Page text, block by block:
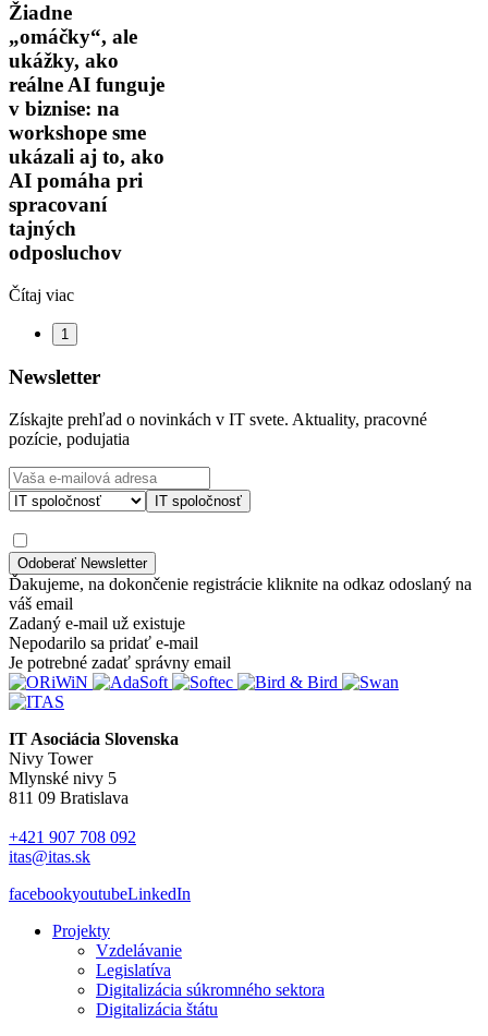
Žiadne
„omáčky“, ale
ukážky, ako
reálne AI funguje
v biznise: na
workshope sme
ukázali aj to, ako
AI pomáha pri
spracovaní
tajných
odposluchov
Čítaj viac
1
Newsletter
Získajte prehľad o novinkách v IT svete. Aktuality, pracovné
pozície, podujatia
IT spoločnosť
Ďakujeme, na dokončenie registrácie kliknite na odkaz odoslaný na
váš email
Zadaný e-mail už existuje
Nepodarilo sa pridať e-mail
Je potrebné zadať správny email
IT Asociácia Slovenska
Nivy Tower
Mlynské nivy 5
811 09 Bratislava
+421 907 708 092
itas@itas.sk
facebookyoutubeLinkedIn
Projekty
Vzdelávanie
Legislatíva
Digitalizácia súkromného sektora
Digitalizácia štátu